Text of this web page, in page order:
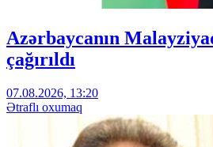
Azərbaycanın
çağırıldı
07.08.2026, 13:20
Ətraflı oxumaq